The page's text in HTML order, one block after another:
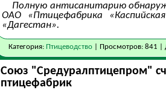
Полную антисанитарию
ОАО «Птицефабрика
«Дагестан».
Категория: Птицеводство| Просмотров: 841 |
Союз "Средуралптицепром"
птицефабрик